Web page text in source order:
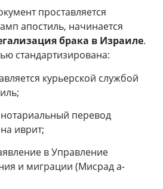
проставляется
апостиль, начинается
брака в Израиле.
стандартизирована:
курьерской службой
перевод
иврит;
в Управление
и миграции (Мисрад а-